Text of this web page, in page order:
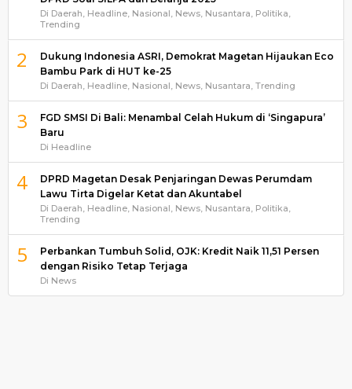
Di Daerah, Headline, Nasional, News, Nusantara, Politika,
Trending
2
Dukung Indonesia ASRI, Demokrat Magetan Hijaukan Eco
Bambu Park di HUT ke-25
Di Daerah, Headline, Nasional, News, Nusantara, Trending
3
FGD SMSI Di Bali: Menambal Celah Hukum di ‘Singapura’
Baru
Di Headline
4
DPRD Magetan Desak Penjaringan Dewas Perumdam
Lawu Tirta Digelar Ketat dan Akuntabel
Di Daerah, Headline, Nasional, News, Nusantara, Politika,
Trending
5
Perbankan Tumbuh Solid, OJK: Kredit Naik 11,51 Persen
dengan Risiko Tetap Terjaga
Di News